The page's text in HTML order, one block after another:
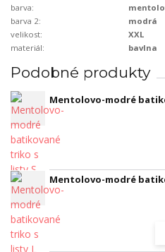
barva:
barva 2:
modrá
velikost:
XXL
materiál:
bavlna
Podobné produkty
Mentolovo-modré
Mentolovo-modré